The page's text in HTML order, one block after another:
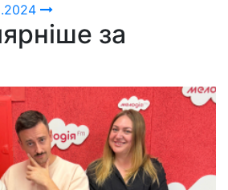
за